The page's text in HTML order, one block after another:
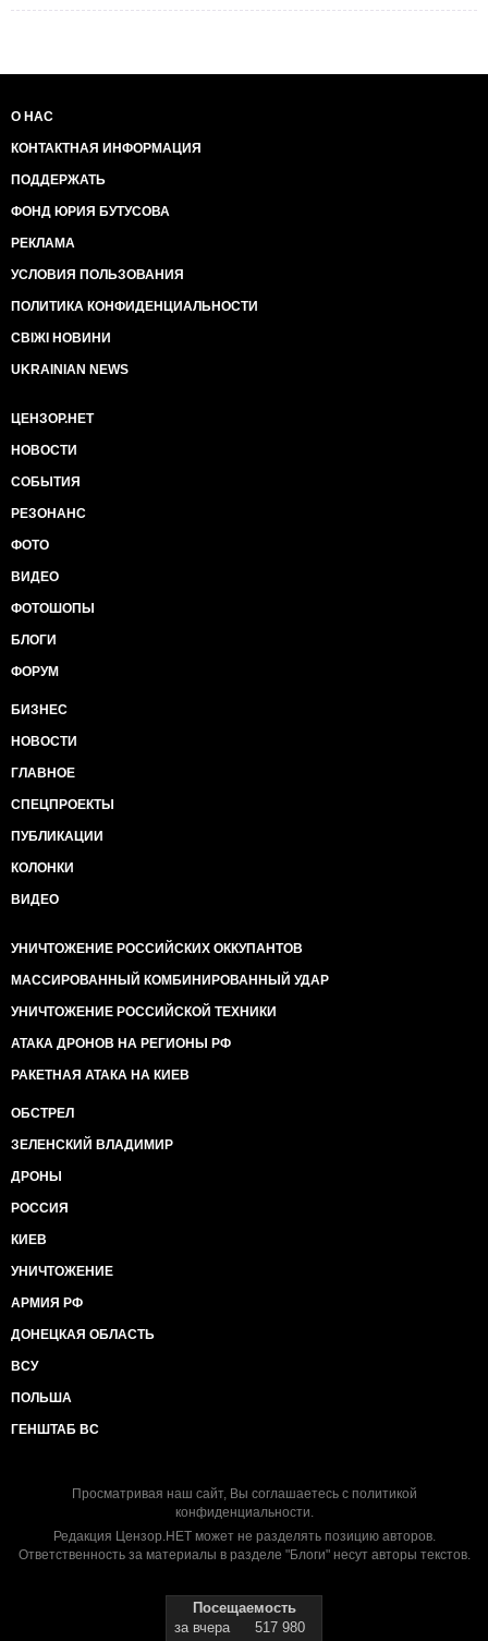
О НАС
КОНТАКТНАЯ ИНФОРМАЦИЯ
ПОДДЕРЖАТЬ
ФОНД ЮРИЯ БУТУСОВА
РЕКЛАМА
УСЛОВИЯ ПОЛЬЗОВАНИЯ
ПОЛИТИКА КОНФИДЕНЦИАЛЬНОСТИ
СВІЖІ НОВИНИ
UKRAINIAN NEWS
ЦЕНЗОР.НЕТ
НОВОСТИ
СОБЫТИЯ
РЕЗОНАНС
ФОТО
ВИДЕО
ФОТОШОПЫ
БЛОГИ
ФОРУМ
БИЗНЕС
НОВОСТИ
ГЛАВНОЕ
СПЕЦПРОЕКТЫ
ПУБЛИКАЦИИ
КОЛОНКИ
ВИДЕО
УНИЧТОЖЕНИЕ РОССИЙСКИХ ОККУПАНТОВ
МАССИРОВАННЫЙ КОМБИНИРОВАННЫЙ УДАР
УНИЧТОЖЕНИЕ РОССИЙСКОЙ ТЕХНИКИ
АТАКА ДРОНОВ НА РЕГИОНЫ РФ
РАКЕТНАЯ АТАКА НА КИЕВ
ОБСТРЕЛ
ЗЕЛЕНСКИЙ ВЛАДИМИР
ДРОНЫ
РОССИЯ
КИЕВ
УНИЧТОЖЕНИЕ
АРМИЯ РФ
ДОНЕЦКАЯ ОБЛАСТЬ
ВСУ
ПОЛЬША
ГЕНШТАБ ВС
Просматривая наш сайт, Вы соглашаетесь с политикой
конфиденциальности.
Редакция Цензор.НЕТ может не разделять позицию авторов.
Ответственность за материалы в разделе "Блоги" несут авторы текстов.
Посещаемость
за вчера
517 980